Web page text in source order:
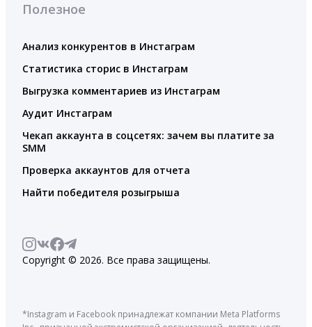
Полезное
Анализ конкурентов в Инстаграм
Статистика сторис в Инстаграм
Выгрузка комментариев из Инстаграм
Аудит Инстаграм
Чекап аккаунта в соцсетях: зачем вы платите за
SMM
Проверка аккаунтов для отчета
Найти победителя розыгрыша
Copyright © 2026. Все права защищены.
*Instagram и Facebook принадлежат компании Meta Platforms